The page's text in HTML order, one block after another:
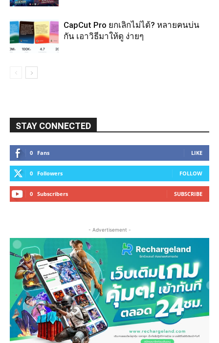
CapCut Pro ยกเลิกไม่ได้? หลายคนบ่น
กัน เอาวิธีมาให้ดู ง่ายๆ
STAY CONNECTED
0 Fans LIKE
0 Followers FOLLOW
0 Subscribers SUBSCRIBE
- Advertisement -